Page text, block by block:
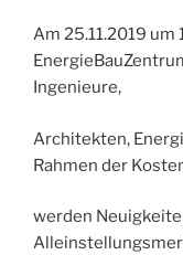
Am 25.11.2019 um
Ingenieure,
Architekten,
Rahmen der
werden